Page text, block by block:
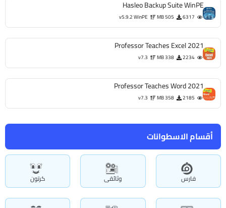
أقسام الاسطوانات
فارس وثائقى كرتون
Hasleo Backup Suite WinPE
6317
505 MB
v5.9.2 WinPE
Professor Teaches Excel 2021
2234
338 MB
v7.3
Professor Teaches Word 2021
2185
358 MB
v7.3